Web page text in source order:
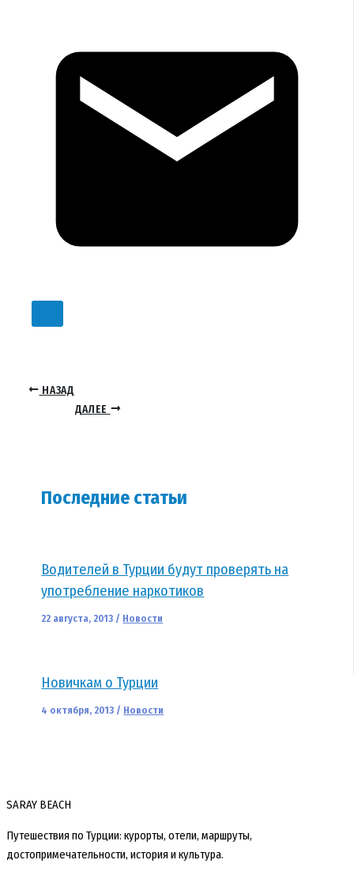
НАЗАД
ДАЛЕЕ
Последние статьи
Водителей в Турции будут проверять на
употребление наркотиков
22 августа, 2013 / Новости
Новичкам о Турции
4 октября, 2013 / Новости
SARAY BEACH
Путешествия по Турции: курорты, отели, маршруты,
достопримечательности, история и культура.